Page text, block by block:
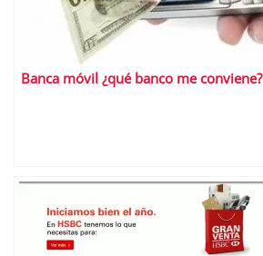
Banca móvil ¿qué banco me conviene?